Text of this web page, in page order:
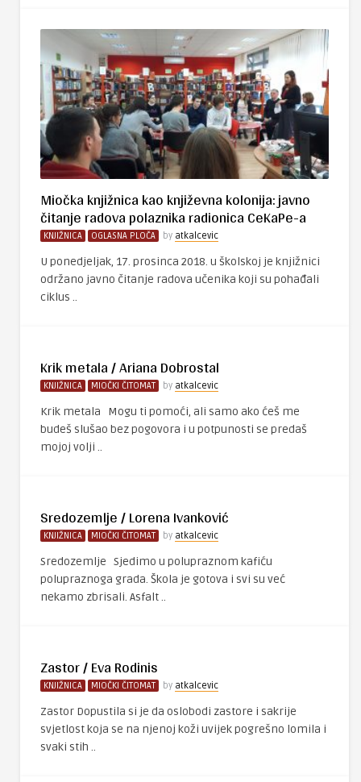
Miočka knjižnica kao književna kolonija: javno
čitanje radova polaznika radionica CeKaPe-a
KNJIŽNICA OGLASNA PLOČA by atkalcevic
U ponedjeljak, 17. prosinca 2018. u školskoj je knjižnici
održano javno čitanje radova učenika koji su pohađali
ciklus ..
Krik metala / Ariana Dobrostal
KNJIŽNICA MIOČKI ČITOMAT by atkalcevic
Krik metala Mogu ti pomoći, ali samo ako ćeš me
budeš slušao bez pogovora i u potpunosti se predaš
mojoj volji ..
Sredozemlje / Lorena Ivanković
KNJIŽNICA MIOČKI ČITOMAT by atkalcevic
Sredozemlje Sjedimo u polupraznom kafiću
polupraznoga grada. Škola je gotova i svi su već
nekamo zbrisali. Asfalt ..
Zastor / Eva Rodinis
KNJIŽNICA MIOČKI ČITOMAT by atkalcevic
Zastor Dopustila si je da oslobodi zastore i sakrije
svjetlost koja se na njenoj koži uvijek pogrešno lomila i
svaki stih ..